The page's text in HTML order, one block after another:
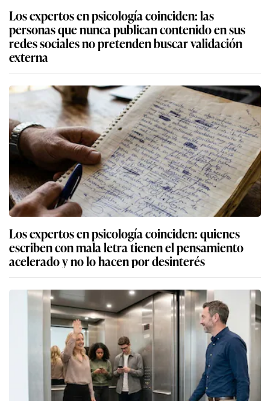
Los expertos en psicología coinciden: las
personas que nunca publican contenido en sus
redes sociales no pretenden buscar validación
externa
Los expertos en psicología coinciden: quienes
escriben con mala letra tienen el pensamiento
acelerado y no lo hacen por desinterés